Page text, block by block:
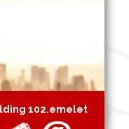
102.emelet